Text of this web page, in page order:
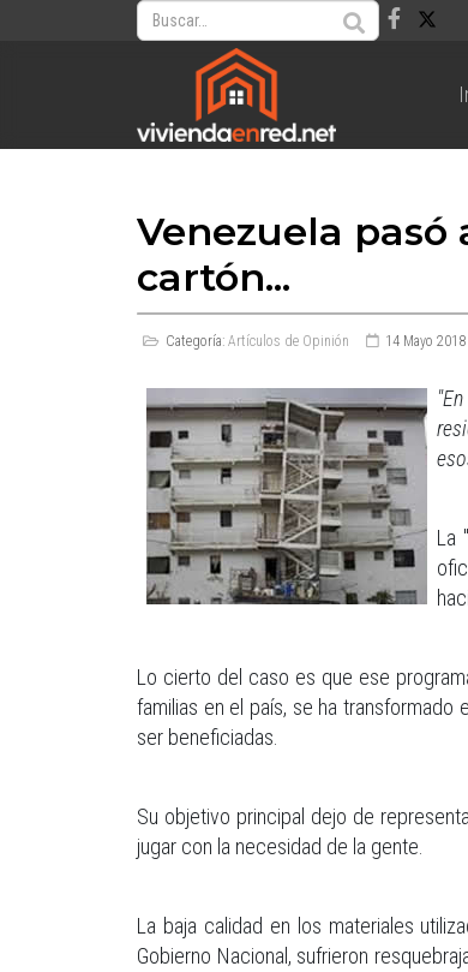
Venezuela pasó
cartón...
Categoría: Artículos de Opinión 14 Mayo 2018
La
Lo cierto del caso es que ese
familias en el país, se ha transformado
ser beneficiadas.
Su objetivo principal dejo de
jugar con la necesidad de la gente.
La baja calidad en los materiales
Gobierno Nacional, sufrieron